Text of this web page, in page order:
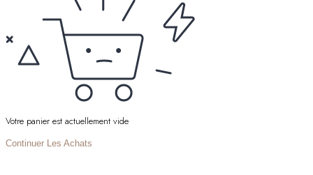
Votre panier est actuellement vide
Continuer Les Achats